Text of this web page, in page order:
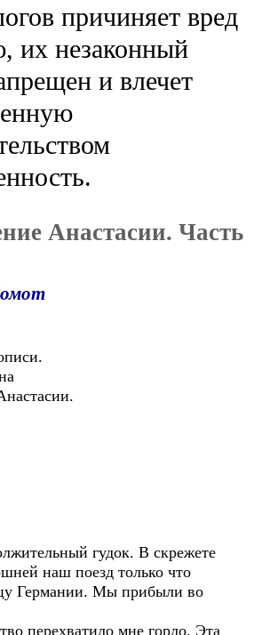
причиняет вред
их незаконный
и влечет
Анастасии. Часть
гудок. В скрежете
наш поезд только что
Германии. Мы прибыли во
перехватило мне горло. Эта